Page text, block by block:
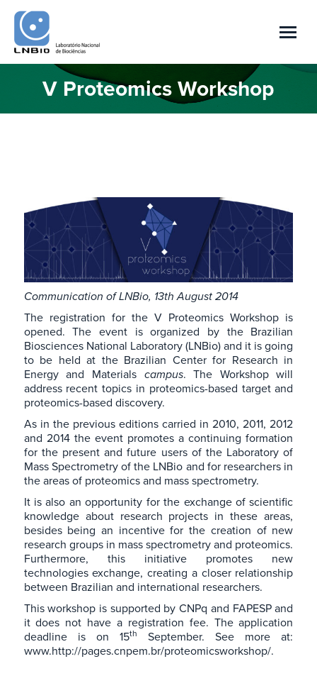
V Proteomics Workshop
Você está aqui:
Communication of LNBio, 13th August 2014
The registration for the V Proteomics Workshop is
opened. The event is organized by the Brazilian
Biosciences National Laboratory (LNBio) and it is going
to be held at the Brazilian Center for Research in
Energy and Materials campus. The Workshop will
address recent topics in proteomics-based target and
proteomics-based discovery.
As in the previous editions carried in 2010, 2011, 2012
and 2014 the event promotes a continuing formation
for the present and future users of the Laboratory of
Mass Spectrometry of the LNBio and for researchers in
the areas of proteomics and mass spectrometry.
It is also an opportunity for the exchange of scientific
knowledge about research projects in these areas,
besides being an incentive for the creation of new
research groups in mass spectrometry and proteomics.
Furthermore, this initiative promotes new
technologies exchange, creating a closer relationship
between Brazilian and international researchers.
This workshop is supported by CNPq and FAPESP and
it does not have a registration fee. The application
deadline is on 15th
September. See more at:
www.http://pages.cnpem.br/proteomicsworkshop/.